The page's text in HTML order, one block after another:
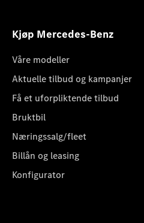
Kjøp Mercedes-Benz
Våre modeller
Aktuelle tilbud og kampanjer
Få et uforpliktende tilbud
Bruktbil
Næringssalg/fleet
Billån og leasing
Konfigurator